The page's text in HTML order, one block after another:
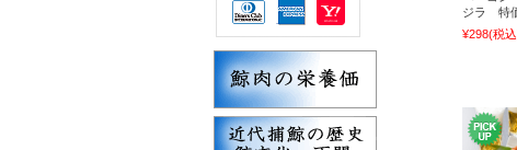
ジラ 特
¥298(税